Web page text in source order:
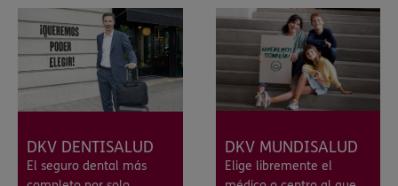
DKV DENTISALUD
El seguro dental más
DKV MUNDISALUD
Elige libremente el